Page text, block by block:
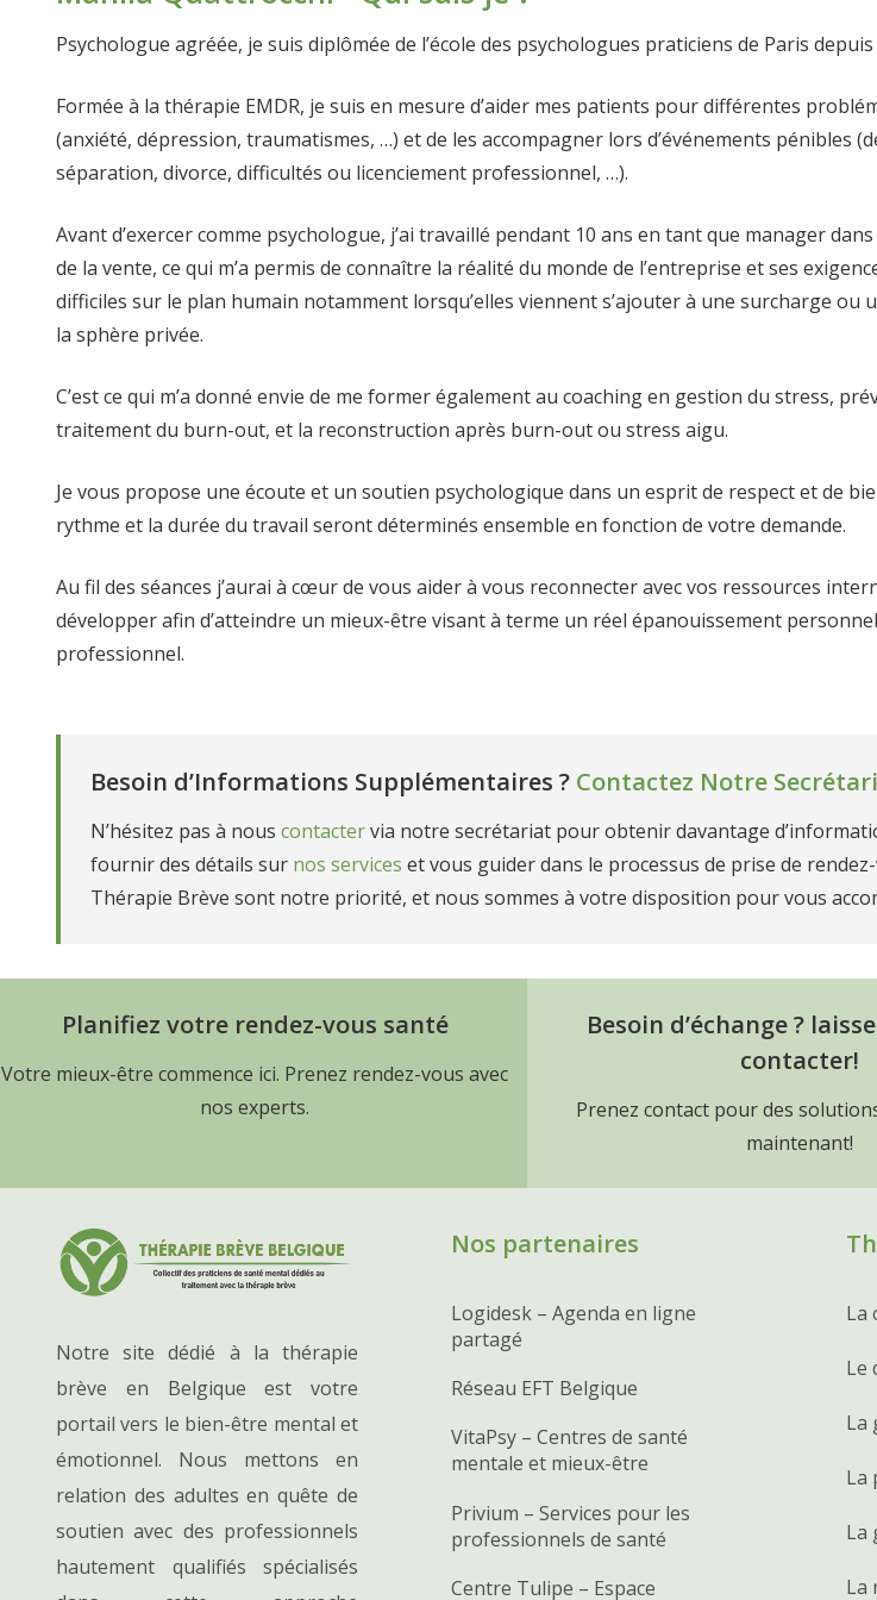
Psychologue agréée, je suis diplômée de l’école des psychologues praticiens de Paris depuis
Formée à la thérapie EMDR, je suis en mesure d’aider mes patients pour différentes
(anxiété, dépression, traumatismes, …) et de les accompagner lors d’événements pénibles
séparation, divorce, difficultés ou licenciement professionnel, …).
Avant d’exercer comme psychologue, j’ai travaillé pendant 10 ans en tant que manager
de la vente, ce qui m’a permis de connaître la réalité du monde de l’entreprise et ses
difficiles sur le plan humain notamment lorsqu’elles viennent s’ajouter à une surcharge ou
la sphère privée.
C’est ce qui m’a donné envie de me former également au coaching en gestion du stress,
traitement du burn-out, et la reconstruction après burn-out ou stress aigu.
Je vous propose une écoute et un soutien psychologique dans un esprit de respect et de
rythme et la durée du travail seront déterminés ensemble en fonction de votre demande.
Au fil des séances j’aurai à cœur de vous aider à vous reconnecter avec vos ressources
développer afin d’atteindre un mieux-être visant à terme un réel épanouissement
professionnel.
Besoin d’Informations Supplémentaires ? Contactez Notre
N’hésitez pas à nous contactervia notre secrétariat pour obtenir davantage
fournir des détails sur nos services et vous guider dans le processus de prise de
Thérapie Brève sont notre priorité, et nous sommes à votre disposition pour vous
Thérapie brève Belgique
Thérapie brève en Belgique,PsychologuePsychologue
Planifiez votre rendez-vous santé
Votre mieux-être commence ici. Prenez rendez-vous avec
nos experts.
Besoin d’échange ?
contacter!
Prenez contact pour des
maintenant!
Notre site dédié à la thérapie
brève en Belgique est votre
portail vers le bien-être mental et
émotionnel. Nous mettons en
relation des adultes en quête de
soutien avec des professionnels
hautement qualifiés spécialisés
Nos partenaires
Logidesk – Agenda en ligne
partagé
Réseau EFT Belgique
VitaPsy – Centres de santé
mentale et mieux-être
Privium – Services pour les
professionnels de santé
Centre Tulipe – Espace
La
Le
La
La
La
La